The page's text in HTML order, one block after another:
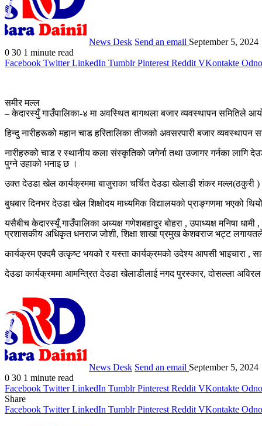
News Desk Send an email September 5, 2024
0 30 1 minute read
Facebook Twitter LinkedIn Tumblr Pinterest Reddit VKontakte
समीर मल्ल
– केदारस्युँ गाउँपालिका-४ मा अवस्थित बागथला बजार व्यवस्थापन समितिले
हिन्दु नारीहरूको महान चाड हरितालिका तीजको अवसरपारी बजार
नारीहरुको चाड र स्थानीय कला संस्कृतिको जगेर्ना तथा उजागर गर्नका
पुग्ने उहाको भनाइ छ ।
उक्त देउडा खेल कार्यक्रममा बाजुराका चर्चित देउडा खेलाडी शंकर मल्ल(ठकुरी
बुधबार दिनभर देउडा खेल शिक्षोदय माध्यमिक विद्यालयको प्राङ्गणमा भएको
यसैबीच केदारस्यूँ गाउँपालिका अध्यक्ष गणेशबहादुर बोहरा , उपाध्यक्ष मनिषा
प्रशासकीय अधिकृत धनराज जोशी, शिक्षा शाखा प्रमुख केशवराज भट्ट
कार्यक्रम एक्दमै उत्कृष्ट भयको र यस्ता कार्यक्रमको उदेश्य आपसी भाइचारा
देउडा कार्यक्रममा आमन्त्रित देउडा खेलाडीलाई नगद पुरस्कार, दोसल्ला
News Desk Send an email September 5, 2024
0 30 1 minute read
Facebook Twitter LinkedIn Tumblr Pinterest Reddit VKontakte
Share
Facebook Twitter LinkedIn Tumblr Pinterest Reddit VKontakte